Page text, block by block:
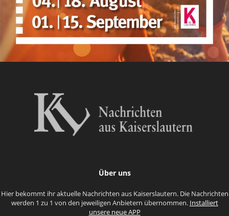
Über uns
Hier bekommt ihr aktuelle Nachrichten aus Kaiserslautern. Die Nachrichten
werden 1 zu 1 von den jeweiligen Anbietern übernommen. Installiert
unsere neue APP